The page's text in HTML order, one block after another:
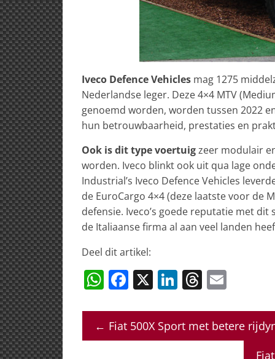
Iveco Defence Vehicles mag 1275
Nederlandse leger. Deze 4×4 MTV
genoemd worden, worden tussen 2022
hun betrouwbaarheid, prestaties en
Ook is dit type voertuigzeer modulair
worden. Iveco blinkt ook uit qua lage
Industrial’s Iveco Defence Vehicles
de EuroCargo 4×4 (deze laatste voor de
defensie. Iveco’s goede reputatie met
de Italiaanse firma al aan veel landen
Deel dit artikel:
W
at
s
F
c
e
X Li
k
e
T
re
a
ai
l
← Fiat 500X Sport met betere